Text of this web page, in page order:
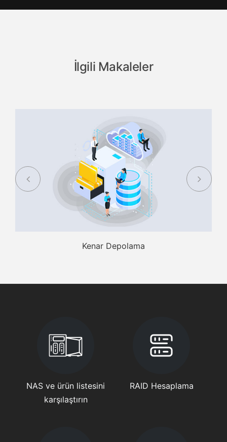
İlgili Makaleler
Kenar Depolama
NAS ve ürün listesini
karşılaştırın
RAID Hesaplama